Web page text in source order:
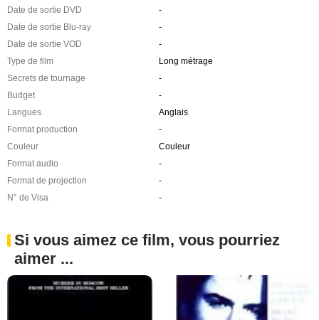
Date de sortie DVD
-
Date de sortie Blu-ray
-
Date de sortie VOD
-
Type de film
Long métrage
Secrets de tournage
-
Budget
-
Langues
Anglais
Format production
-
Couleur
Couleur
Format audio
-
Format de projection
-
N° de Visa
-
Si vous aimez ce film, vous pourriez
aimer ...